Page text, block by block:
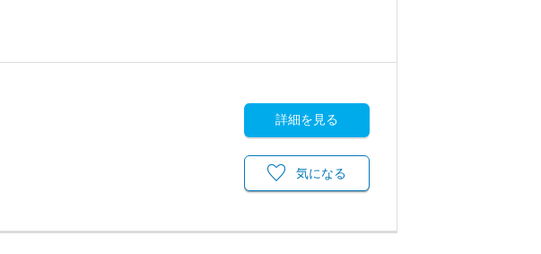
詳細を見る
気になる